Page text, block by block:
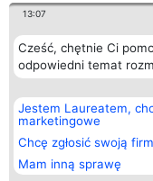
13:07
Cześć, chętnie Ci
odpowiedni temat
Jestem Laureatem,
marketingowe
Chcę zgłosić swoją
Mam inną sprawę
Organizator plebiscytu
Bright Side Solutions sp. z o.
o. sp. k.
ul. Ruska 22
Wrocław 50-079
KRS 0000749100 | Regon
381313360 | NIP 8943132676